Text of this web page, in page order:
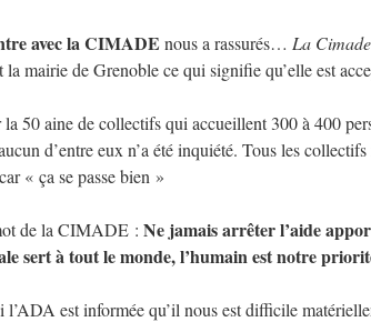
avec la CIMADE nous a rassurés… La Cimade
la mairie de Grenoble ce qui signifie qu’elle est
la 50 aine de collectifs qui accueillent 300 à 400
d’entre eux n’a été inquiété. Tous les
« ça se passe bien »
de la CIMADE : Ne jamais arrêter l’aide
sert à tout le monde, l’humain est notre
l’ADA est informée qu’il nous est difficile